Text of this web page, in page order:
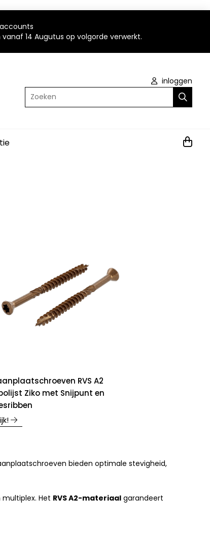
14 Augutus op volgorde verwerkt.
inloggen
Zoeken
RVS A2
Ziko met Snijpunt en
bieden optimale stevigheid,
Het RVS A2-materiaal garandeert